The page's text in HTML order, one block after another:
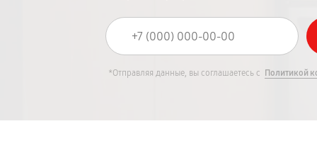
*Отправляя данные, вы соглашаетесь с Политикой